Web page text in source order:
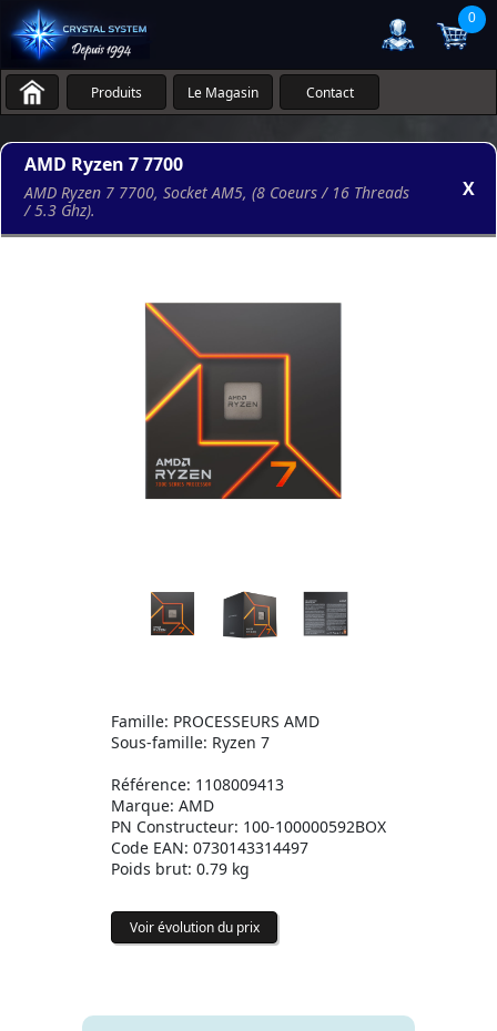
0
Produits Le Magasin Contact
AMD Ryzen 7 7700
AMD Ryzen 7 7700, Socket AM5, (8 Coeurs / 16 Threads
/ 5.3 Ghz).
X
Famille: PROCESSEURS AMD
Sous-famille: Ryzen 7
Référence: 1108009413
Marque: AMD
PN Constructeur: 100-100000592BOX
Code EAN: 0730143314497
Poids brut: 0.79 kg
Voir évolution du prix